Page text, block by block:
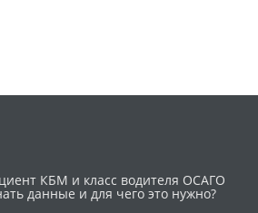
КБМ и класс водителя ОСАГО
данные и для чего это нужно?